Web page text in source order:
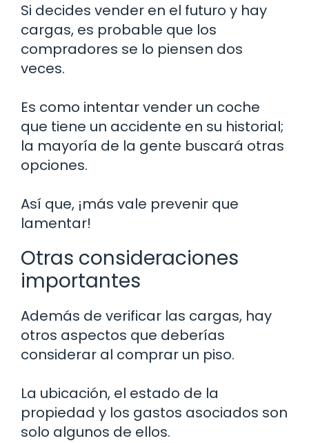
Si decides vender en el futuro y hay
cargas, es probable que los
compradores se lo piensen dos
veces.
Es como intentar vender un coche
que tiene un accidente en su historial;
la mayoría de la gente buscará otras
opciones.
Así que, ¡más vale prevenir que
lamentar!
Otras consideraciones
importantes
Además de verificar las cargas, hay
otros aspectos que deberías
considerar al comprar un piso.
La ubicación, el estado de la
propiedad y los gastos asociados son
solo algunos de ellos.